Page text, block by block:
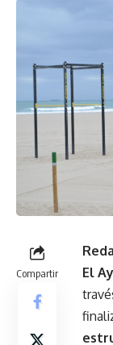
Compartir
El